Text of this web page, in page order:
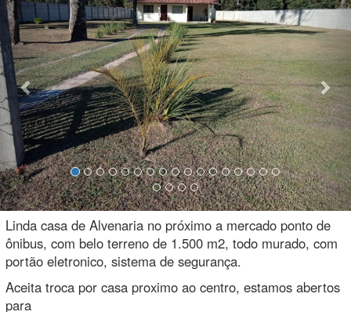
Linda casa de Alvenaria no próximo a mercado ponto de
ônibus, com belo terreno de 1.500 m2, todo murado, com
portão eletronico, sistema de segurança.
Aceita troca por casa proximo ao centro, estamos abertos
para